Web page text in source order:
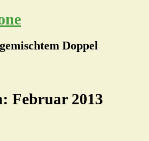
Doppel
Februar 2013